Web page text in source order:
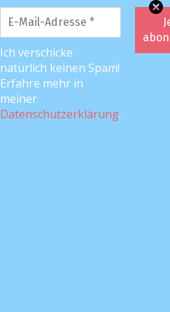
Ich verschicke
natürlich keinen Spam!
Erfahre mehr in
meiner
Datenschutzerklärung.